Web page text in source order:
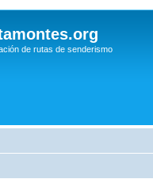
de rutas de senderismo